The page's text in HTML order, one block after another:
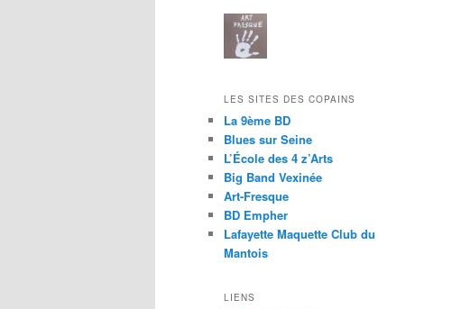
LES SITES DES COPAINS
La 9ème BD
Blues sur Seine
L’École des 4 z’Arts
Big Band Vexinée
Art-Fresque
BD Empher
Lafayette Maquette Club du
Mantois
LIENS